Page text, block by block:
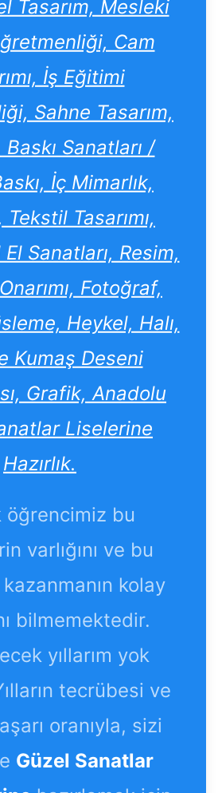
Tasarım, Mesleki
Cam
İş Eğitimi
Sahne Tasarım,
Sanatları /
İç Mimarlık,
Tasarımı,
Sanatları, Resim,
Fotoğraf,
Heykel, Halı,
Kumaş Deseni
Grafik, Anadolu
Liselerine
Hazırlık.
öğrencimiz bu
varlığını ve bu
kolay
bilmemektedir.
yıllarım yok
tecrübesi ve
oranıyla, sizi
Güzel Sanatlar